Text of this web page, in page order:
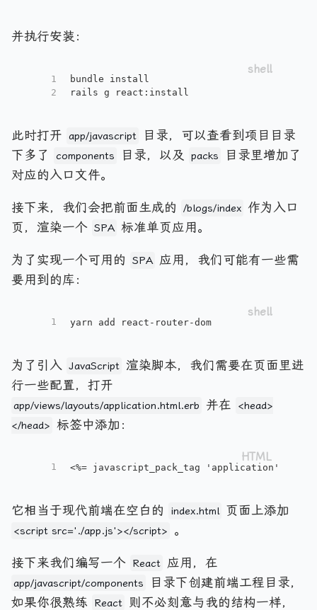
并执行安装：
1
2
bundle install
rails g react:install
此时打开 app/javascript
目录，可以查看到项目目录
下多了
components 目录，以及 packs
目录里增加了
对应的入口文件。
接下来，我们会把前面生成的 /blogs/index 作为入口
页，渲染一个 SPA 标准单页应用。
为了实现一个可用的 SPA
应用，我们可能有一些需
要用到的库：
1 yarn add react-router-dom
为了引入 JavaScript 渲染脚本，我们需要在页面里进
行一些配置，打开
app/views/layouts/application.html.erb 并在
<head>
</head> 标签中添加：
1 <%= javascript_pack_tag 'application',
它相当于现代前端在空白的 index.html 页面上添加
<script src='./app.js'></script> 。
接下来我们编写一个 React 应用，在
app/javascript/components
目录下创建前端工程目录，
如果你很熟练
React
则不必刻意与我的结构一样，